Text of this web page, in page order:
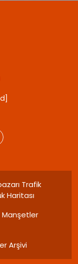
Trafik
Haritası
Manşetler
Arşivi